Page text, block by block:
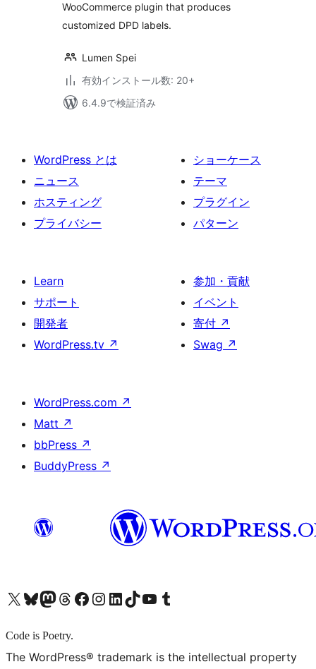
WooCommerce plugin that produces
customized DPD labels.
Lumen Spei
有効インストール数: 20+
6.4.9で検証済み
WordPress とは
ニュース
ホスティング
プライバシー
ショーケース
テーマ
プラグイン
パターン
Learn
サポート
開発者
WordPress.tv ↗
参加・貢献
イベント
寄付 ↗
Swag ↗
WordPress.com ↗
Matt ↗
bbPress ↗
BuddyPress ↗
X (旧 Twitter) アカウントへBluesky アカウントへMastodon アカウントへThreads アカウントへ Facebook ページへInstagram アカウントへ LinkedIn アカウントへTikTok アカウントへYouTube チャンネルへ Tumblr アカウントへ
Code is Poetry.
The WordPress® trademark is the intellectual property